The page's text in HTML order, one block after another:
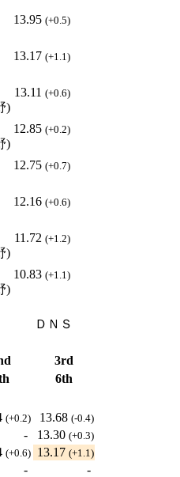
13.95 (+0.5)
13.17 (+1.1)
)
13.11 (+0.6)
)
12.85 (+0.2)
12.75 (+0.7)
12.16 (+0.6)
)
11.72 (+1.2)
)
10.83 (+1.1)
ＤＮＳ
3rd
6th
(+0.2) 13.68 (-0.4)
- 13.30 (+0.3)
(+0.6) 13.17 (+1.1)
-
-